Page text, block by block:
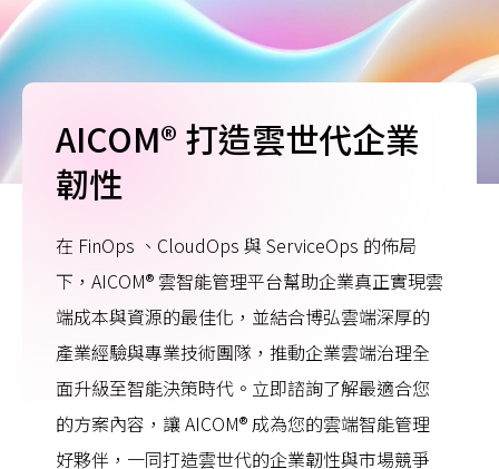
AICOM® 打造雲世代企業
韌性
在 FinOps 、CloudOps 與 ServiceOps 的佈局
下，AICOM® 雲智能管理平台幫助企業真正實現雲
端成本與資源的最佳化，並結合博弘雲端深厚的
產業經驗與專業技術團隊，推動企業雲端治理全
面升級至智能決策時代。立即諮詢了解最適合您
的方案內容，讓 AICOM® 成為您的雲端智能管理
好夥伴，一同打造雲世代的企業韌性與市場競爭